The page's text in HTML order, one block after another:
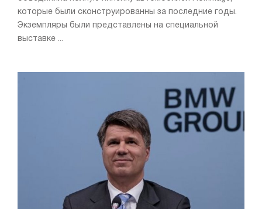
которые были сконструированны за последние годы.
Экземпляры были представлены на специальной
выставке ...